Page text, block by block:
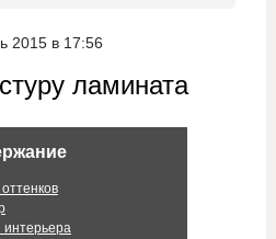
2015 в 17:56
ламината